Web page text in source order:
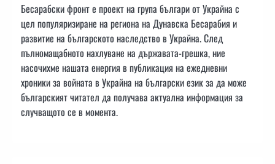
Бесарабски фронт е проект на група българи от Украйна с
цел популяризиране на региона на Дунавска Бесарабия и
развитие на българското наследство в Украйна. След
пълномащабното нахлуване на държавата-грешка, ние
насочихме нашата енергия в публикация на ежедневни
хроники за войната в Украйна на български език за да може
българският читател да получава актуална информация за
случващото се в момента.